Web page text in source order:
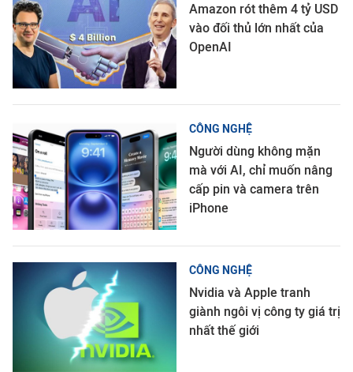
Amazon rót thêm 4 tỷ USD
vào đối thủ lớn nhất của
OpenAI
CÔNG NGHỆ
Người dùng không mặn
mà với AI, chỉ muốn nâng
cấp pin và camera trên
iPhone
CÔNG NGHỆ
Nvidia và Apple tranh
giành ngôi vị công ty giá trị
nhất thế giới